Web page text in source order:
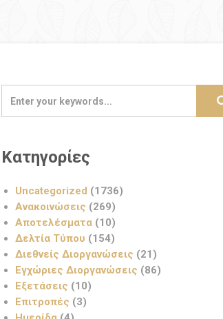
Κατηγορίες
Uncategorized (1736)
Ανακοινώσεις (269)
Αποτελέσματα (10)
Δελτία Τύπου (154)
Διεθνείς Διοργανώσεις (21)
Εγχώριες Διοργανώσεις (86)
Εξετάσεις (10)
Επιτροπές (3)